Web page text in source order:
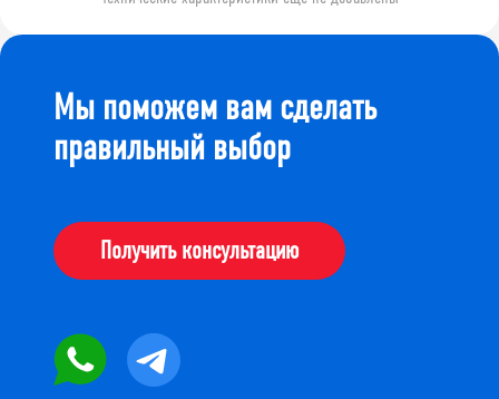
Мы поможем вам сделать
правильный выбор
Получить консультацию